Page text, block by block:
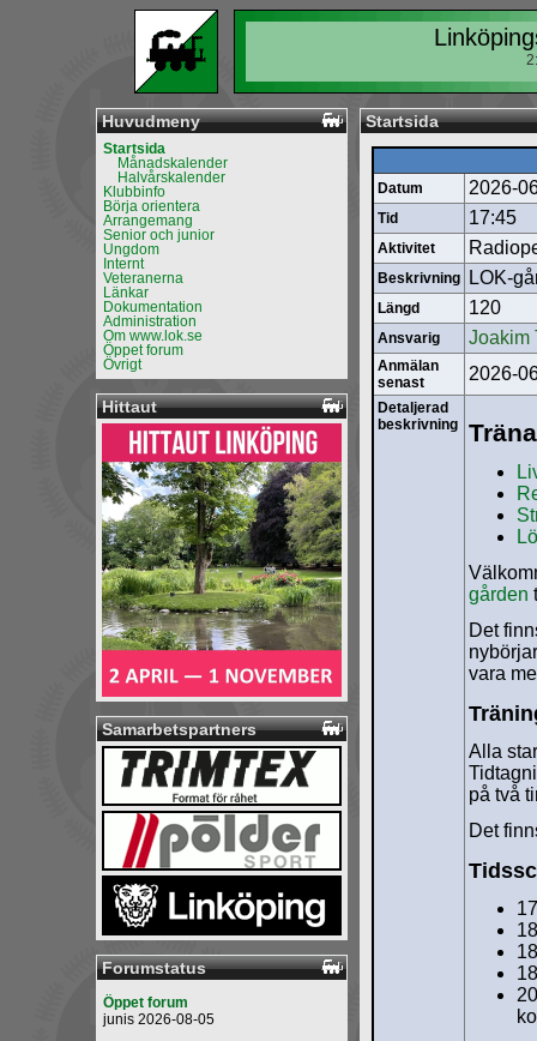
Huvudmeny
Startsida
Månadskalender
Halvårskalender
Klubbinfo
Börja orientera
Arrangemang
Senior och junior
Ungdom
Internt
Veteranerna
Länkar
Dokumentation
Administration
Om www.lok.se
Öppet forum
Övrigt
Hittaut
Samarbetspartners
Forumstatus
Öppet forum
junis 2026-08-05
Startsida
Datum 2026-
Tid 17:45
Aktivitet
Beskrivning LOK-
Längd 120
Ansvarig Joakim
Anmälan
senast
2026-
Detaljerad
beskrivning
gården
Det
vara
Alla
på två
Det